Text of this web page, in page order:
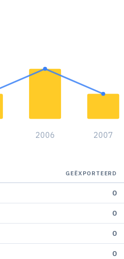
2006 2007
GEËXPORTEERD
0
0
0
0